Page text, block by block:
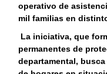
operativo de
mil familias en
La iniciativa, que
permanentes de
departamental,